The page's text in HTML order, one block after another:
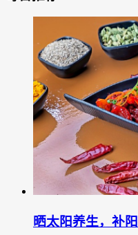
晒太阳养生，补